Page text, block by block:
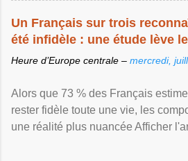
Un Français sur trois
été infidèle : une étude lève
Heure d’Europe centrale – mercredi,
Alors que 73 % des Français
rester fidèle toute une vie, les
une réalité plus nuancée Afficher